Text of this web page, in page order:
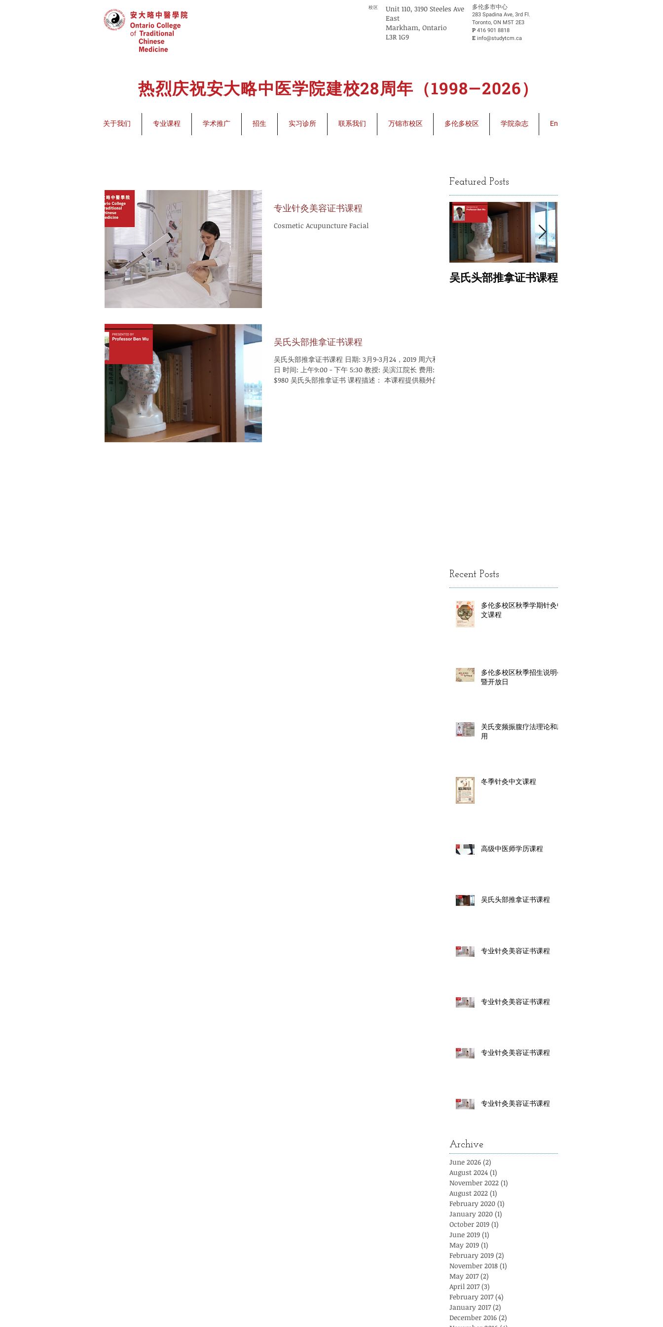
校区 ​多伦多市中心
283 Spadina Ave, 3rd Fl.
Toronto, ON M5T 2E3
P 416 901 8818
E info@studytcm.ca
Unit 110, 3190 Steeles Ave
East
Markham, Ontario
L3R 1G9
热烈庆祝安大略中医学院建校28周年（1998—2026）
关于我们 专业课程 学术推广 招生 实习诊所 联系我们 万锦市校区 多伦多校区 学院杂志 En
Featured Posts
专业针灸美容证书课程
Cosmetic Acupuncture Facial
吴氏头部推拿证书课程
吴氏头部推拿证书课程 日期: 3月9-3月24，2019 周六和周
日 时间: 上午9:00 - 下午 5:30 教授: 吴滨江院长 费用:
$980 吴氏头部推拿证书 课程描述： 本课程提供额外的技
吴氏头部推拿证书课程
Recent Posts
多伦多校区秋季学期针灸中
文课程
多伦多校区秋季招生说明会
暨开放日
关氏变频振腹疗法理论和应
用
冬季针灸中文课程
高级中医师学历课程
吴氏头部推拿证书课程
专业针灸美容证书课程
专业针灸美容证书课程
专业针灸美容证书课程
专业针灸美容证书课程
Archive
June 2026 (2)
August 2024 (1)
November 2022 (1)
August 2022 (1)
February 2020 (1)
January 2020 (1)
October 2019 (1)
June 2019 (1)
May 2019 (1)
February 2019 (2)
November 2018 (1)
May 2017 (2)
April 2017 (3)
February 2017 (4)
January 2017 (2)
December 2016 (2)